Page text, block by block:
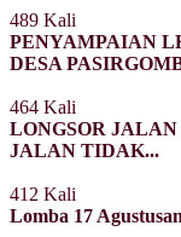
489 Kali
PENYAMPAIAN
DESA
464 Kali
LONGSOR
JALAN TIDAK...
412 Kali
Lomba 17